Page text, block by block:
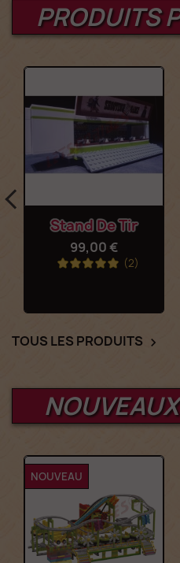
PRODUITS
Stand De Tir
99,00 €
(2)
TOUS LES PRODUITS 
NOUVEAU